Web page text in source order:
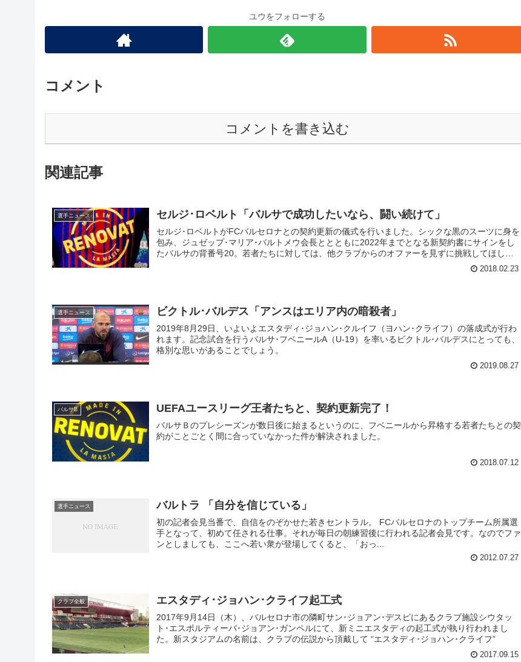
ユウをフォローする
コメント
コメントを書き込む
関連記事
選手ニュース セルジ･ロベルト「バルサで成功したいなら、闘い続けて」
セルジ･ロベルトがFCバルセロナとの契約更新の儀式を行いました。シックな黒のスーツに身を
包み、ジュゼップ･マリア･バルトメウ会長ととともに2022年までとなる新契約書にサインをし
たバルサの背番号20。若者たちに対しては、他クラブからのオファーを見ずに挑戦してほしい
2018.02.23
選手ニュース ビクトル･バルデス「アンスはエリア内の暗殺者」
2019年8月29日、いよいよエスタディ･ジョハン･クルイフ（ヨハン･クライフ）の落成式が行わ
れます。記念試合を行うバルサ･フベニールA（U-19）を率いるビクトル･バルデスにとっても、
格別な思いがあることでしょう。
2019.08.27
バルサB UEFAユースリーグ王者たちと、契約更新完了！
バルサＢのプレシーズンが数日後に始まるというのに、フベニールから昇格する若者たちとの契
約がことごとく間に合っていなかった件が解決されました。
2018.07.12
選手ニュース バルトラ 「自分を信じている」
初の記者会見当番で、自信をのぞかせた若きセントラル。 FCバルセロナのトップチーム所属選
手となって、初めて任される仕事。それが毎日の朝練習後に行われる記者会見です。なのでファ
ンとしましても、ここへ若い衆が登場してくると、「おっ...
2012.07.27
クラブ全般 エスタディ･ジョハン･クライフ起工式
2017年9月14日（木）、バルセロナ市の隣町サン･ジョアン･デスピにあるクラブ施設シウタッ
ト･エスポルティーバ･ジョアン･ガンペルにて、新ミニエスタディの起工式が執り行われまし
た。新スタジアムの名前は、クラブの伝説から頂戴して “エスタディ･ジョハン･クライフ”
2017.09.15